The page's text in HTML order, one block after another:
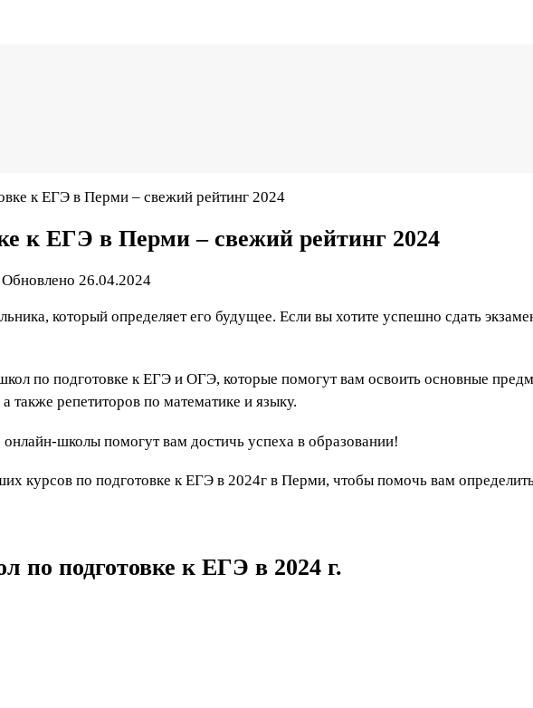
к ЕГЭ в Перми – свежий рейтинг 2024
к ЕГЭ в Перми – свежий рейтинг 2024
Обновлено 26.04.2024
который определяет его будущее. Если вы хотите успешно сдать
по подготовке к ЕГЭ и ОГЭ, которые помогут вам освоить основные
также репетиторов по математике и языку.
школы помогут вам достичь успеха в образовании!
курсов по подготовке к ЕГЭ в 2024г в Перми, чтобы помочь вам
подготовке к ЕГЭ в 2024 г.